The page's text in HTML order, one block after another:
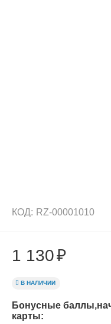
КОД: RZ-00001010
1 130₽
В НАЛИЧИИ
Бонусные
карты: